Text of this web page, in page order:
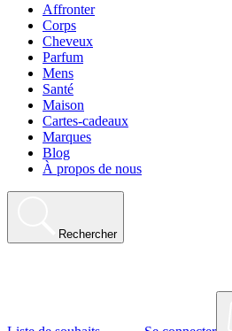
Affronter
Corps
Cheveux
Parfum
Mens
Santé
Maison
Cartes-cadeaux
Marques
Blog
À propos de nous
Rechercher